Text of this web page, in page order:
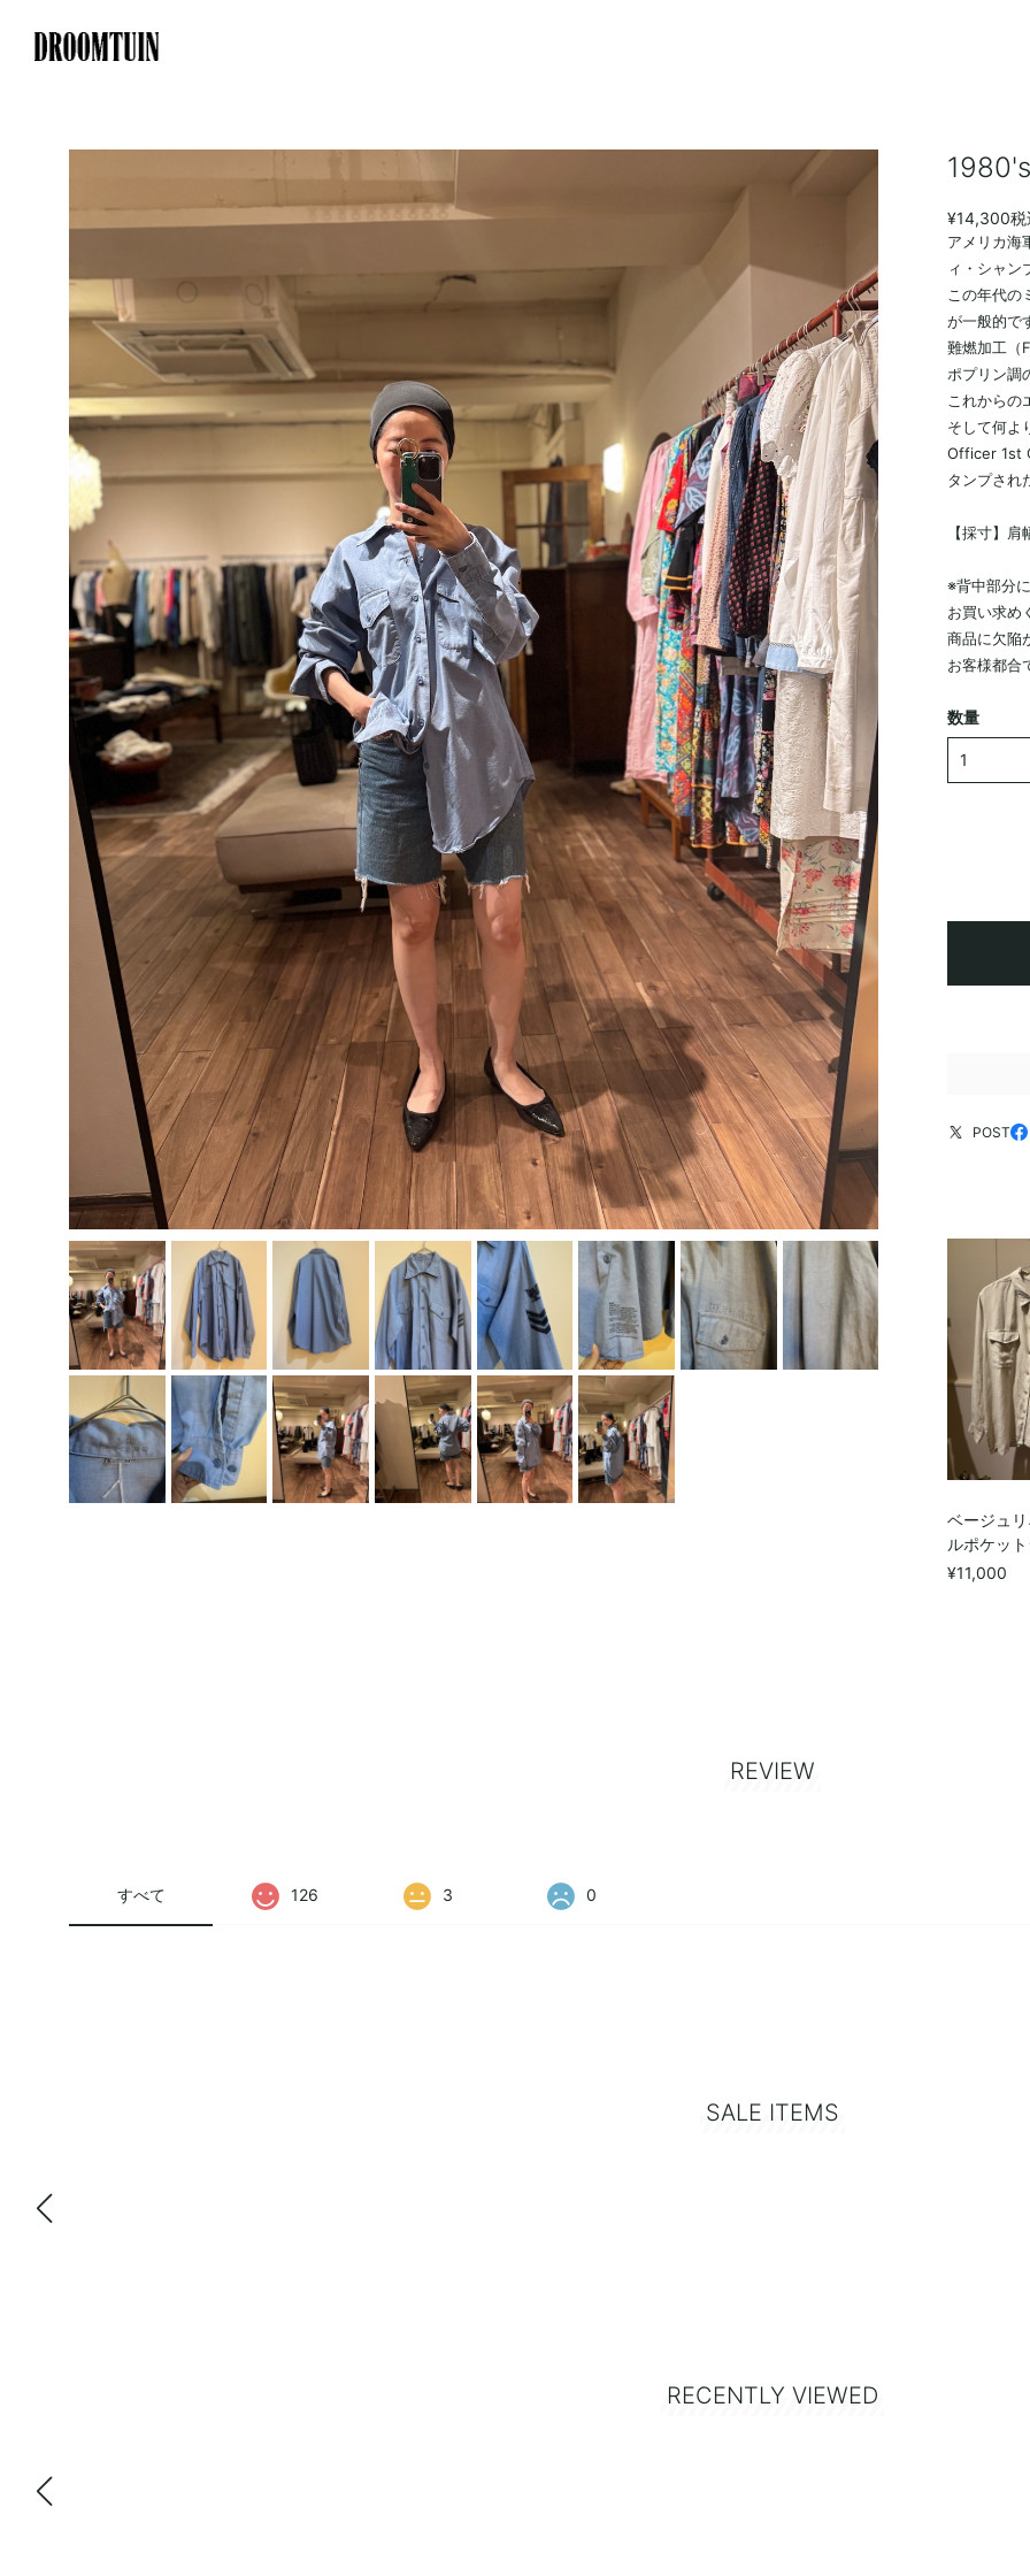
¥14,300税
アメリカ海
ィ・シャン
この年代の
が一般的で
難燃加工（
ポプリン調
これからの
そして何よ
Officer 1st
タンプされ
【採寸】
※背中部分
お買い求め
商品に欠陥
お客様都合
数量
POST
ベージュ
ルポケッ
¥11,000
REVIEW
すべて 126 3 0
SALE ITEMS
RECENTLY VIEWED